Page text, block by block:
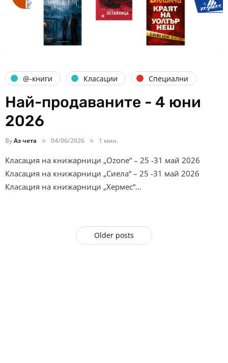
@-книги Класации Специални
Най-продаваните - 4 юни
2026
ByАз чета 04/06/2026 1 мин.
Класация на книжарници „Ozone“ – 25 -31 май 2026
Класация на книжарници „Сиела“ – 25 -31 май 2026
Класация на книжарници „Хермес“…
Older posts